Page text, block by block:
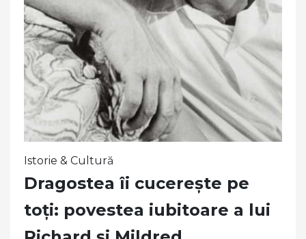
Istorie & Cultură
Dragostea îi cucerește pe
toți: povestea iubitoare a lui